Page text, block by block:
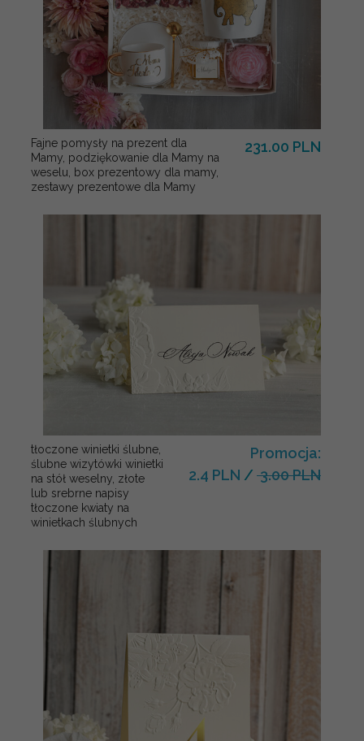
Fajne pomysły na prezent dla
Mamy, podziękowanie dla Mamy na
weselu, box prezentowy dla mamy,
zestawy prezentowe dla Mamy
231.00 PLN
tłoczone winietki ślubne,
ślubne wizytówki winietki
na stół weselny, złote
lub srebrne napisy
tłoczone kwiaty na
winietkach ślubnych
Promocja:
2.4 PLN / 3.00 PLN